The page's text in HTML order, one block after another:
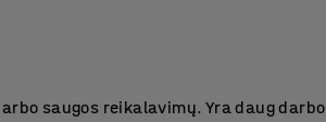
saugos reikalavimų. Yra daug darbo